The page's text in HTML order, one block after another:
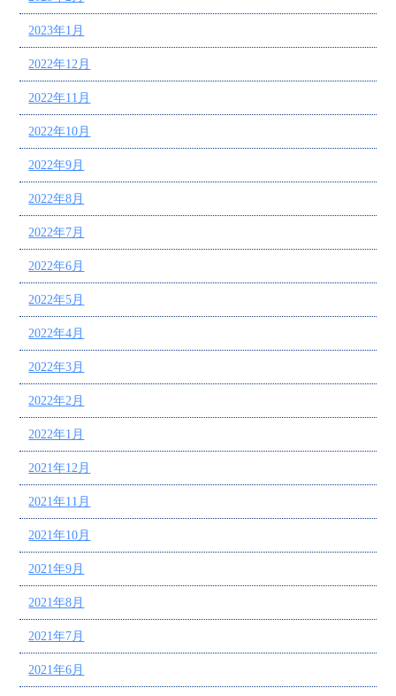
2023年1月
2022年12月
2022年11月
2022年10月
2022年9月
2022年8月
2022年7月
2022年6月
2022年5月
2022年4月
2022年3月
2022年2月
2022年1月
2021年12月
2021年11月
2021年10月
2021年9月
2021年8月
2021年7月
2021年6月